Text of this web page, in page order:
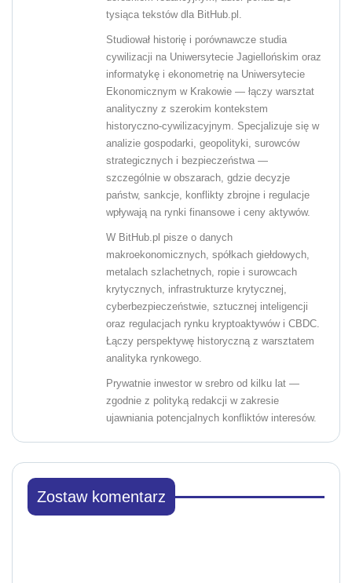
tysiąca tekstów dla BitHub.pl.
Studiował historię i porównawcze studia
cywilizacji na Uniwersytecie Jagiellońskim oraz
informatykę i ekonometrię na Uniwersytecie
Ekonomicznym w Krakowie — łączy warsztat
analityczny z szerokim kontekstem
historyczno-cywilizacyjnym. Specjalizuje się w
analizie gospodarki, geopolityki, surowców
strategicznych i bezpieczeństwa —
szczególnie w obszarach, gdzie decyzje
państw, sankcje, konflikty zbrojne i regulacje
wpływają na rynki finansowe i ceny aktywów.
W BitHub.pl pisze o danych
makroekonomicznych, spółkach giełdowych,
metalach szlachetnych, ropie i surowcach
krytycznych, infrastrukturze krytycznej,
cyberbezpieczeństwie, sztucznej inteligencji
oraz regulacjach rynku kryptoaktywów i CBDC.
Łączy perspektywę historyczną z warsztatem
analityka rynkowego.
Prywatnie inwestor w srebro od kilku lat —
zgodnie z polityką redakcji w zakresie
ujawniania potencjalnych konfliktów interesów.
Zostaw komentarz